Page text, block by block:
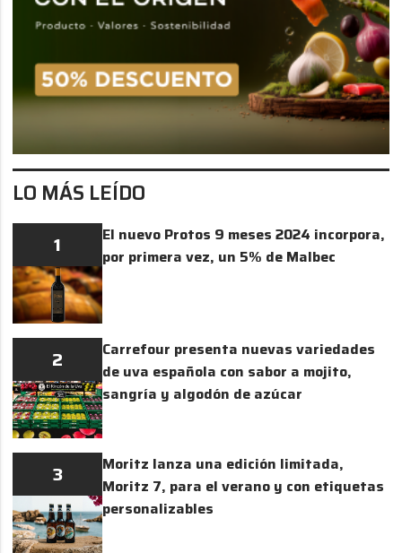
LO MÁS LEÍDO
1
El nuevo Protos 9 meses 2024 incorpora,
por primera vez, un 5% de Malbec
2
Carrefour presenta nuevas variedades
de uva española con sabor a mojito,
sangría y algodón de azúcar
3
Moritz lanza una edición limitada,
Moritz 7, para el verano y con etiquetas
personalizables